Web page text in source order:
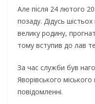
Але після 24 лютого
позаду. Дідусь
велику родину,
тому вступив до лав
За час служби був
Яворівського
повідомленні.